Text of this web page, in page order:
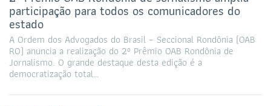
participação para todos os comunicadores do
estado
A Ordem dos Advogados do Brasil – Seccional Rondônia (OAB
RO) anuncia a realização do 2º Prêmio OAB Rondônia de
Jornalismo. O grande destaque desta edição é a
democratização total…